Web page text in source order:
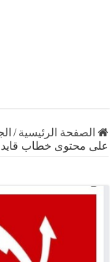
الرئيسية /الجزائر/
خطاب قايد صالح